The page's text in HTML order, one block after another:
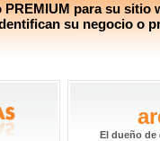
para su
su negocio o
El dueño de